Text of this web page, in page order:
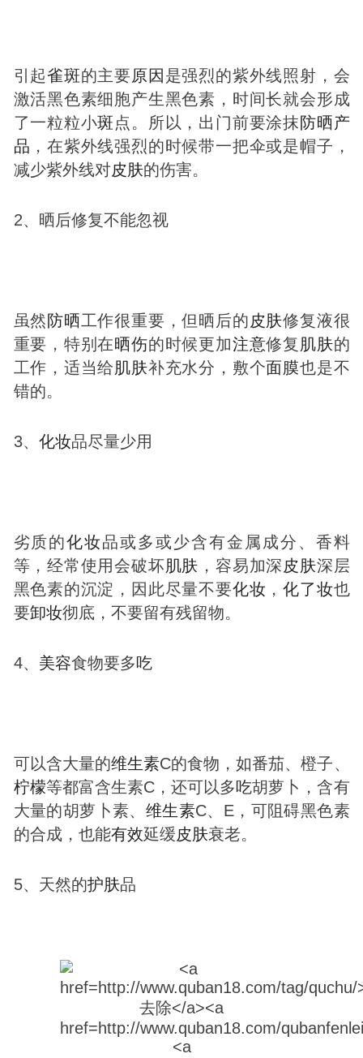
引起雀斑的主要原因 是强烈的紫外线照射，会
激活黑色素细胞产生黑色素，时间长就会形成
了一粒粒小斑 点。所以，出门前要涂抹防晒产
品 ，在紫外线强烈的时候带一把伞或是帽子，
减少紫外线对皮肤的伤害。
2、晒后修复不能忽视
虽然防晒工作很重要，但晒后的 皮肤修复液很
重要，特别在晒伤的时候更加注意修复 肌肤的
工作，适当给肌肤补充水分，敷个面膜也是不
错的。
3、 化妆品尽量少用
劣质的化妆品或多或少含有金属成分、香料
等，经常使用会破坏肌肤 ，容易加深 皮肤深层
黑色素的沉淀，因此尽量不要化妆 ，化了妆也
要卸妆彻底，不要留有残留物。
4、 美容食物要多吃
可以含大量的维生素C的食物，如番茄、橙子、
柠檬等都富含生素C，还可以多吃胡萝卜，含有
大量的胡萝卜素、 维生素C、E，可阻碍黑色素
的合成，也能有效延缓皮肤衰老。
5、天然的护肤品